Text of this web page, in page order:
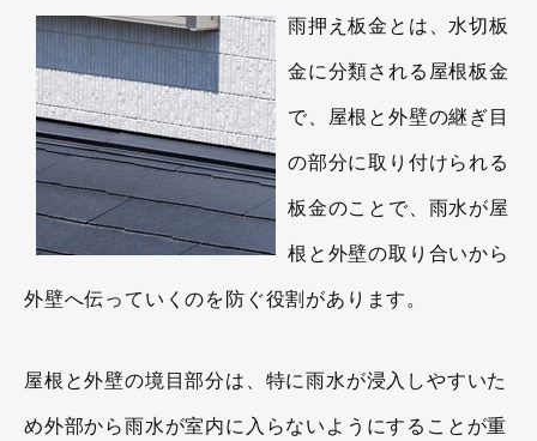
雨押え板金とは、水切板
金に分類される屋根板金
で、屋根と外壁の継ぎ目
の部分に取り付けられる
板金のことで、雨水が屋
根と外壁の取り合いから
外壁へ伝っていくのを防ぐ役割があります。
屋根と外壁の境目部分は、特に雨水が浸入しやすいた
め外部から雨水が室内に入らないようにすることが重